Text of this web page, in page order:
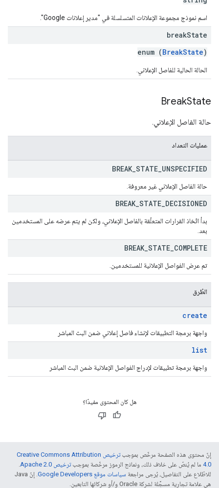
اسم نموذج مجموعة الإعلانات المتسلسلة في "مدير إعلانات Google".
breakState
enum (BreakState)
الحالة الحالية للفاصل الإعلاني.
BreakState
حالة الفاصل الإعلاني.
عمليات التعداد
BREAK STATE UNSPECIFIED
حالة الفاصل الإعلاني غير معروفة.
BREAK STATE DECISIONED
بدأ اتّخاذ القرارات المتعلّقة بالفاصل الإعلاني، ولكن لم يتم عرضه على المستخدمين
بعد.
BREAK STATE COMPLETE
تم عرض الفواصل الإعلانية للمستخدمين.
الطُرق
create
واجهة برمجة التطبيقات لإنشاء فاصل إعلاني ضمن البث المباشر
list
واجهة برمجة تطبيقات لإدراج الفواصل الإعلانية ضمن البث المباشر
هل كان المحتوى مفيدًا؟
إنّ محتوى هذه الصفحة مرخّص بموجب
ترخيص Creative Commons Attribution
4.0‏ ما لم يُنصّ على خلاف ذلك، ونماذج الرموز مرخّصة بموجبترخيص Apache 2.0‏
.
للاطّلاع على التفاصيل، يُرجى مراجعة سياسات موقع Google Developers‏
. إنّ Java
هي علامة تجارية مسجَّلة لشركة Oracle و/أو شركائها التابعين.